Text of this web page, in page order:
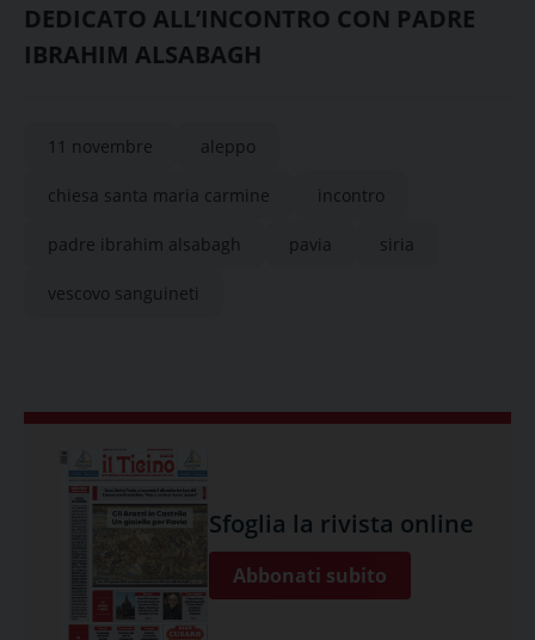
DEDICATO ALL’INCONTRO CON PADRE
IBRAHIM ALSABAGH
11 novembre aleppo
chiesa santa maria carmine incontro
padre ibrahim alsabagh pavia siria
vescovo sanguineti
Sfoglia la rivista online
Abbonati subito